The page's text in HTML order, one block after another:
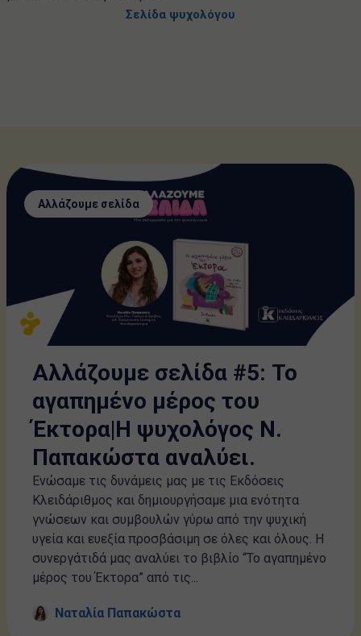
Σελίδα ψυχολόγου
Αλλάζουμε σελίδα
Αλλάζουμε σελίδα #5: Το
αγαπημένο μέρος του
Έκτορα|Η ψυχολόγος Ν.
Παπακώστα αναλύει.
Ενώσαμε τις δυνάμεις μας με τις Εκδόσεις
Κλειδάριθμος και δημιουργήσαμε μια ενότητα
γνώσεων και συμβουλών γύρω από την ψυχική
υγεία και ευεξία προσβάσιμη σε όλες και όλους. Η
συνεργάτιδά μας αναλύει το βιβλίο “Το αγαπημένο
μέρος του Έκτορα” από τις...
Ναταλία Παπακώστα